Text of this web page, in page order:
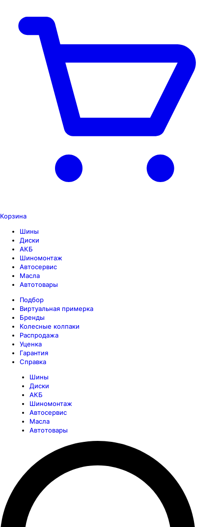
Корзина
Шины
Диски
АКБ
Шиномонтаж
Автосервис
Масла
Автотовары
Подбор
Виртуальная примерка
Бренды
Колесные колпаки
Распродажа
Уценка
Гарантия
Справка
Шины
Диски
АКБ
Шиномонтаж
Автосервис
Масла
Автотовары